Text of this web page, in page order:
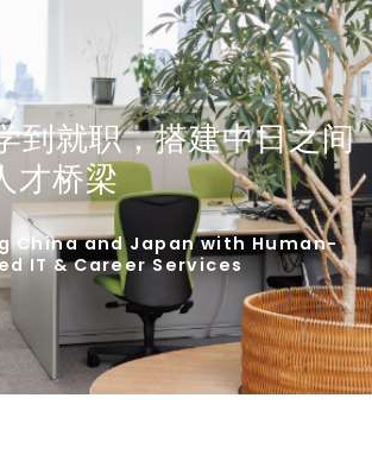
到就职，搭建中日之间
才桥梁
China and Japan with Human-
IT & Career Services